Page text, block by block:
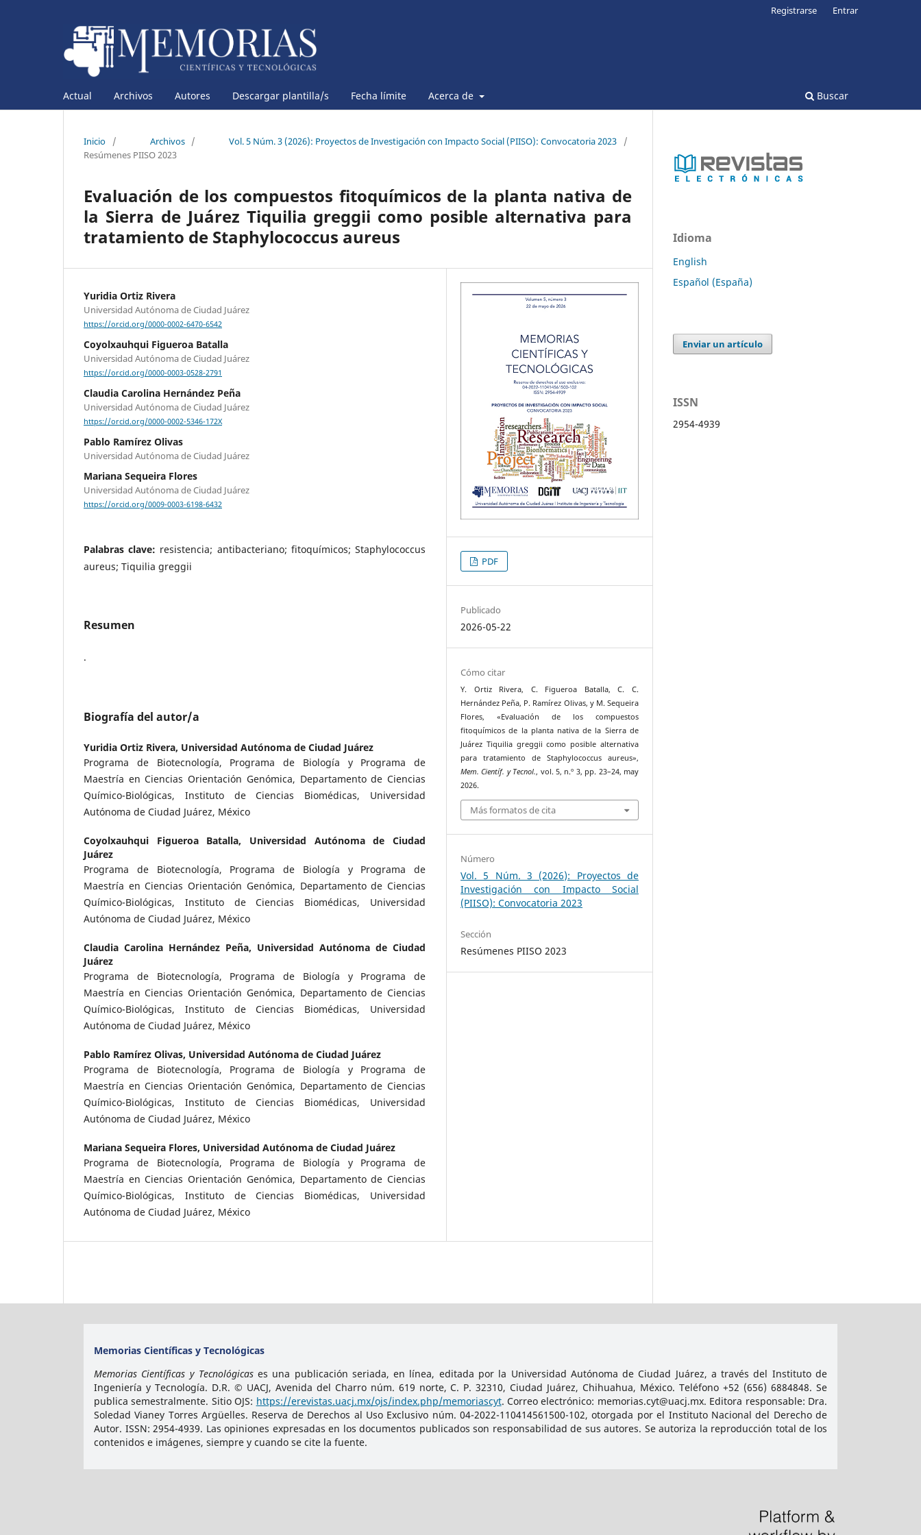
Actual Archivos Autores Descargar plantilla/s Fecha límite Acerca de Buscar
Registrarse Entrar
Inicio / Archivos / Vol. 5 Núm. 3 (2026): Proyectos de Investigación con Impacto Social (PIISO): Convocatoria 2023
/
Resúmenes PIISO 2023
Evaluación de los compuestos fitoquímicos de la planta nativa de
la Sierra de Juárez Tiquilia greggii como posible alternativa para
tratamiento de Staphylococcus aureus
Yuridia Ortiz Rivera
Universidad Autónoma de Ciudad Juárez
https://orcid.org/0000-0002-6470-6542
Coyolxauhqui Figueroa Batalla
Universidad Autónoma de Ciudad Juárez
https://orcid.org/0000-0003-0528-2791
Claudia Carolina Hernández Peña
Universidad Autónoma de Ciudad Juárez
https://orcid.org/0000-0002-5346-172X
Pablo Ramírez Olivas
Universidad Autónoma de Ciudad Juárez
Mariana Sequeira Flores
Universidad Autónoma de Ciudad Juárez
https://orcid.org/0009-0003-6198-6432
Palabras clave: resistencia; antibacteriano; fitoquímicos; Staphylococcus
aureus; Tiquilia greggii
Resumen
.
Biografía del autor/a
Yuridia Ortiz Rivera, Universidad Autónoma de Ciudad Juárez
Programa de Biotecnología, Programa de Biología y Programa de
Maestría en Ciencias Orientación Genómica, Departamento de Ciencias
Químico-Biológicas, Instituto de Ciencias Biomédicas, Universidad
Autónoma de Ciudad Juárez, México
Coyolxauhqui Figueroa Batalla, Universidad Autónoma de Ciudad
Juárez
Programa de Biotecnología, Programa de Biología y Programa de
Maestría en Ciencias Orientación Genómica, Departamento de Ciencias
Químico-Biológicas, Instituto de Ciencias Biomédicas, Universidad
Autónoma de Ciudad Juárez, México
Claudia Carolina Hernández Peña, Universidad Autónoma de Ciudad
Juárez
Programa de Biotecnología, Programa de Biología y Programa de
Maestría en Ciencias Orientación Genómica, Departamento de Ciencias
Químico-Biológicas, Instituto de Ciencias Biomédicas, Universidad
Autónoma de Ciudad Juárez, México
Pablo Ramírez Olivas, Universidad Autónoma de Ciudad Juárez
Programa de Biotecnología, Programa de Biología y Programa de
Maestría en Ciencias Orientación Genómica, Departamento de Ciencias
Químico-Biológicas, Instituto de Ciencias Biomédicas, Universidad
Autónoma de Ciudad Juárez, México
Mariana Sequeira Flores, Universidad Autónoma de Ciudad Juárez
Programa de Biotecnología, Programa de Biología y Programa de
Maestría en Ciencias Orientación Genómica, Departamento de Ciencias
Químico-Biológicas, Instituto de Ciencias Biomédicas, Universidad
Autónoma de Ciudad Juárez, México
PDF
Publicado
2026-05-22
Cómo citar
Y. Ortiz Rivera, C. Figueroa Batalla, C. C.
Hernández Peña, P. Ramírez Olivas, y M. Sequeira
Flores, «Evaluación de los compuestos
fitoquímicos de la planta nativa de la Sierra de
Juárez Tiquilia greggii como posible alternativa
para tratamiento de Staphylococcus aureus»,
Mem. Científ. y Tecnol., vol. 5, n.º 3, pp. 23–24, may
2026.
Más formatos de cita
Número
Vol. 5 Núm. 3 (2026): Proyectos de
Investigación con Impacto Social
(PIISO): Convocatoria 2023
Sección
Resúmenes PIISO 2023
Idioma
English
Español (España)
Enviar un artículo
ISSN
2954-4939
Memorias Científicas y Tecnológicas
Memorias Científicas y Tecnológicases una publicación seriada, en línea, editada por la Universidad Autónoma de Ciudad Juárez, a través del Instituto de
Ingeniería y Tecnología. D.R. © UACJ, Avenida del Charro núm. 619 norte, C. P. 32310, Ciudad Juárez, Chihuahua, México. Teléfono +52 (656) 6884848. Se
publica semestralmente. Sitio OJS: https://erevistas.uacj.mx/ojs/index.php/memoriascyt. Correo electrónico: memorias.cyt@uacj.mx. Editora responsable: Dra.
Soledad Vianey Torres Argüelles. Reserva de Derechos al Uso Exclusivo núm. 04-2022-110414561500-102, otorgada por el Instituto Nacional del Derecho de
Autor. ISSN: 2954-4939. Las opiniones expresadas en los documentos publicados son responsabilidad de sus autores. Se autoriza la reproducción total de los
contenidos e imágenes, siempre y cuando se cite la fuente.